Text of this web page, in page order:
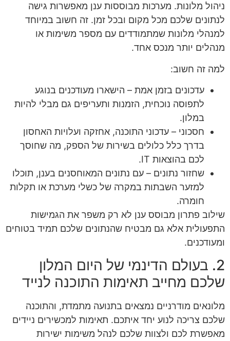
ניהול מלונות. מערכות מבוססות ענן מאפשרות גישה
לנתונים שלכם מכל מקום ובכל זמן. זה חשוב במיוחד
למנהלי מלונות שמתמודדים עם מספר משימות או
מנהלים יותר מנכס אחד.
למה זה חשוב:
עדכונים בזמן אמת – הישארו מעודכנים בנוגע
לתפוסה נוכחית, הזמנות ותעריפים גם מבלי להיות
במלון.
חסכוני – עדכוני התוכנה, אחזקה ועלויות האחסון
בדרך כלל כלולים בשירות של הספק, מה שחוסך
לכם בהוצאות IT.
שחזור נתונים – עם נתונים המאוחסנים בענן, תוכלו
למזער השבתות במקרה של כשלי מערכת או תקלות
חומרה.
שילוב פתרון מבוסס ענן לא רק משפר את הגמישות
התפעולית אלא גם מבטיח שהנתונים שלכם תמיד בטוחים
ומעודכנים.
2. בעולם הדינמי של היום המלון
שלכם מחייב תאימות התוכנה לנייד
מלונאים מודרניים נמצאים בתנועה מתמדת, והתוכנה
שלכם צריכה לנוע יחד איתכם. תאימות למכשירים ניידים
מאפשרת לכם ולצוות שלכם לנהל משימות ישירות